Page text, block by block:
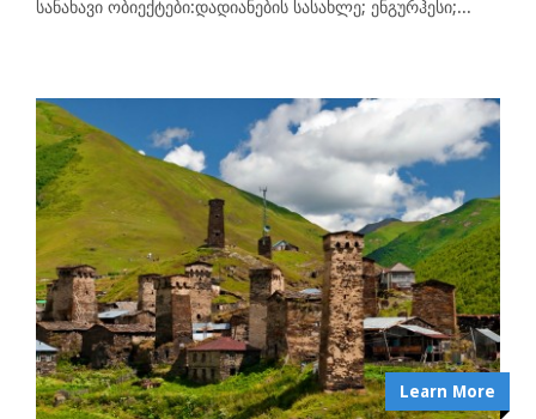
სანახავი ობიექტები:დადიანების სასახლე; ენგურჰესი;...
Learn More